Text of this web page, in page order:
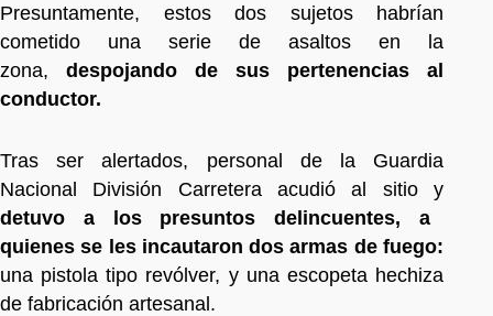
Presuntamente, estos dos sujetos habrían
cometido una serie de asaltos en la
zona, despojando de sus pertenencias al
conductor.
Tras ser alertados, personal de la Guardia
Nacional División Carretera acudió al sitio y
detuvo a los presuntos delincuentes, a
quienes se les incautaron dos armas de fuego:
una pistola tipo revólver, y una escopeta hechiza
de fabricación artesanal.